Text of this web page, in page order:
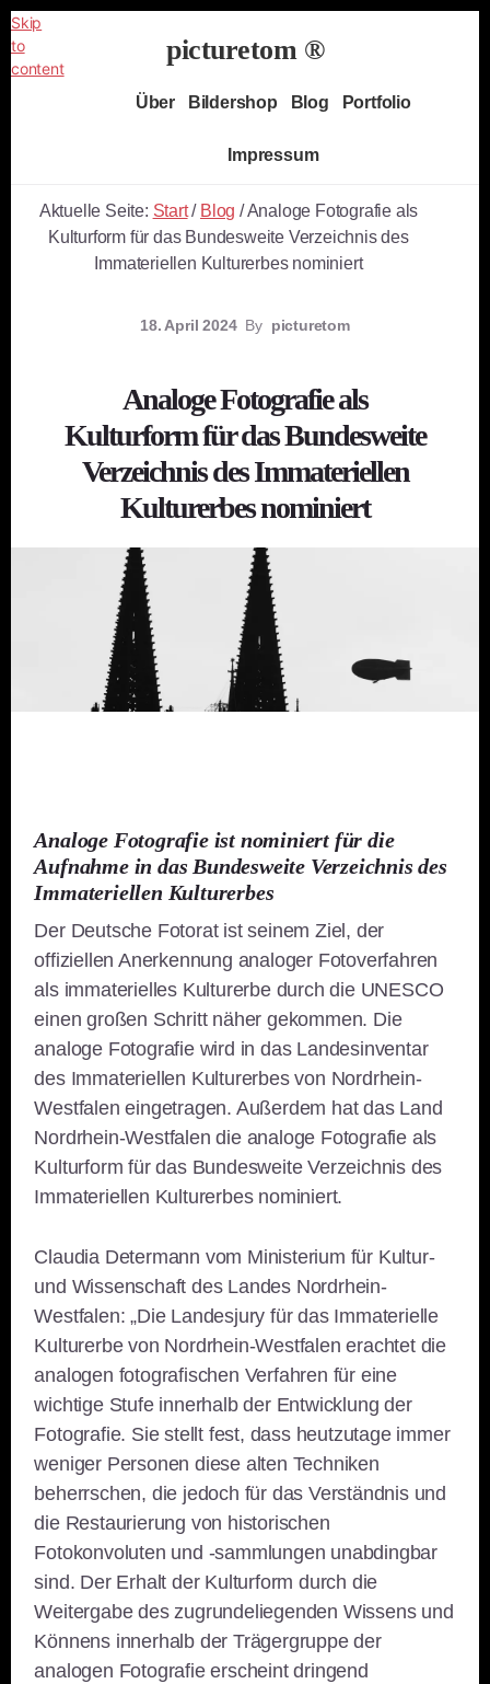
Skip
to
content
picturetom ®
Independent
Über Bildershop Blog Portfolio
Impressum
Aktuelle Seite: Start / Blog /Analoge Fotografie als
Kulturform für das Bundesweite Verzeichnis des
Immateriellen Kulturerbes nominiert
18. April 2024 By picturetom
Analoge Fotografie als
Kulturform für das Bundesweite
Verzeichnis des Immateriellen
Kulturerbes nominiert
Analoge Fotografie ist nominiert für die
Aufnahme in das Bundesweite Verzeichnis des
Immateriellen Kulturerbes
Der Deutsche Fotorat ist seinem Ziel, der
offiziellen Anerkennung analoger Fotoverfahren
als immaterielles Kulturerbe durch die UNESCO
einen großen Schritt näher gekommen. Die
analoge Fotografie wird in das Landesinventar
des Immateriellen Kulturerbes von Nordrhein-
Westfalen eingetragen. Außerdem hat das Land
Nordrhein-Westfalen die analoge Fotografie als
Kulturform für das Bundesweite Verzeichnis des
Immateriellen Kulturerbes nominiert.
Claudia Determann vom Ministerium für Kultur-
und Wissenschaft des Landes Nordrhein-
Westfalen: „Die Landesjury für das Immaterielle
Kulturerbe von Nordrhein-Westfalen erachtet die
analogen fotografischen Verfahren für eine
wichtige Stufe innerhalb der Entwicklung der
Fotografie. Sie stellt fest, dass heutzutage immer
weniger Personen diese alten Techniken
beherrschen, die jedoch für das Verständnis und
die Restaurierung von historischen
Fotokonvoluten und -sammlungen unabdingbar
sind. Der Erhalt der Kulturform durch die
Weitergabe des zugrundeliegenden Wissens und
Könnens innerhalb der Trägergruppe der
analogen Fotografie erscheint dringend